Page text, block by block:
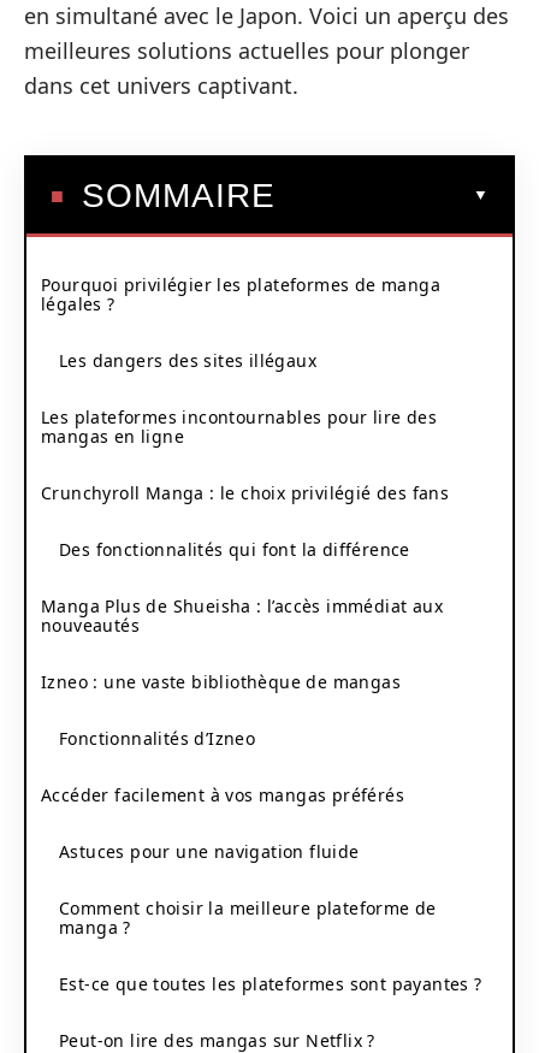
en simultané avec le Japon. Voici un aperçu des
meilleures solutions actuelles pour plonger
dans cet univers captivant.
SOMMAIRE
Pourquoi privilégier les plateformes de manga
légales ?
Les dangers des sites illégaux
Les plateformes incontournables pour lire des
mangas en ligne
Crunchyroll Manga : le choix privilégié des fans
Des fonctionnalités qui font la différence
Manga Plus de Shueisha : l’accès immédiat aux
nouveautés
Izneo : une vaste bibliothèque de mangas
Fonctionnalités d’Izneo
Accéder facilement à vos mangas préférés
Astuces pour une navigation fluide
Comment choisir la meilleure plateforme de
manga ?
Est-ce que toutes les plateformes sont payantes ?
Peut-on lire des mangas sur Netflix ?